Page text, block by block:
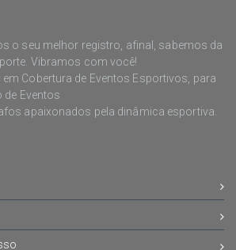
o seu melhor registro, afinal, sabemos da
Vibramos com você!
Cobertura de Eventos Esportivos, para
de Eventos
apaixonados pela dinâmica esportiva.